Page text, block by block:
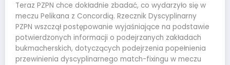
Teraz PZPN chce dokładnie zbadać, co wydarzyło się w
meczu Pelikana z Concordią. Rzecznik Dyscyplinarny
PZPN wszczął postępowanie wyjaśniające na podstawie
potwierdzonych informacji o podejrzanych zakładach
bukmacherskich, dotyczących podejrzenia popełnienia
przewinienia dyscyplinarnego match-fixingu w meczu